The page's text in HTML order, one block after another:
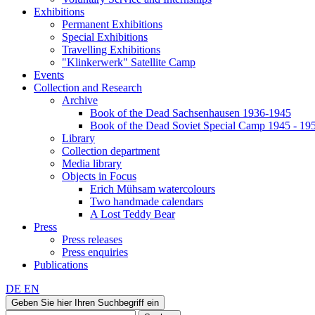
Exhibitions
Permanent Exhibitions
Special Exhibitions
Travelling Exhibitions
"Klinkerwerk" Satellite Camp
Events
Collection and Research
Archive
Book of the Dead Sachsenhausen 1936-1945
Book of the Dead Soviet Special Camp 1945 -
Library
Collection department
Media library
Objects in Focus
Erich Mühsam watercolours
Two handmade calendars
A Lost Teddy Bear
Press
Press releases
Press enquiries
Publications
DE EN
Geben Sie hier Ihren Suchbegriff ein